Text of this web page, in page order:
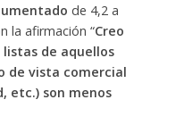
de 4,2 a
la afirmación “Creo
de aquellos
de vista comercial
etc.) son menos